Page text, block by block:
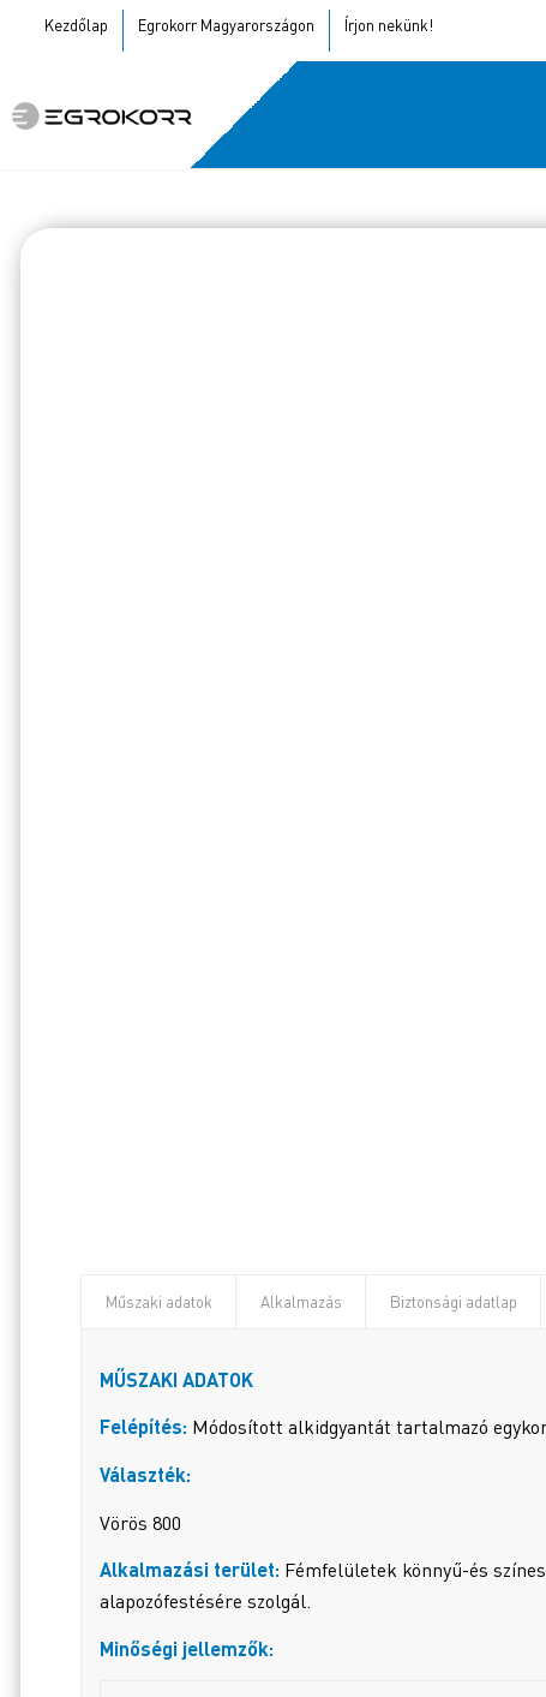
Kezdőlap Egrokorr Magyarországon Írjon nekünk!
Műszaki adatok Alkalmazás Biztonsági adatlap
MŰSZAKI ADATOK
Felépítés: Módosított alkidgyantát tartalmazó
Választék:
Vörös 800
Alkalmazási terület: Fémfelületek könnyű-és
alapozófestésére szolgál.
Minőségi jellemzők: